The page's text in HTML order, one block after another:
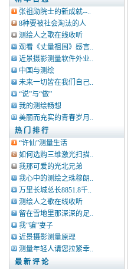
张祖勋院士的新成就--..
8种要被社会淘汰的人
测绘人之歌在线收听
观看《丈量祖国》感言..
近景摄影测量软件外业..
中国与测绘
未来一切皆在我们自己..
“说”与“做”
我的测绘畅想
美丽而充实的青春岁月..
热 门 排 行
“许仙”测量生活
如何选购三维激光扫描..
我那可爱的光北兄弟
我心中的测绘之珠穆朗..
万里长城总长8851.8千..
测绘人之歌在线收听
留在雪地里那深深的足..
我“骗”妻子
近景摄影测量原理
测量年轻人请您拉紧幸..
最 新 评 论